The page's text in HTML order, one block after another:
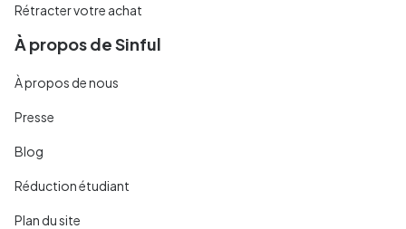
Rétracter votre achat
À propos de Sinful
À propos de nous
Presse
Blog
Réduction étudiant
Plan du site